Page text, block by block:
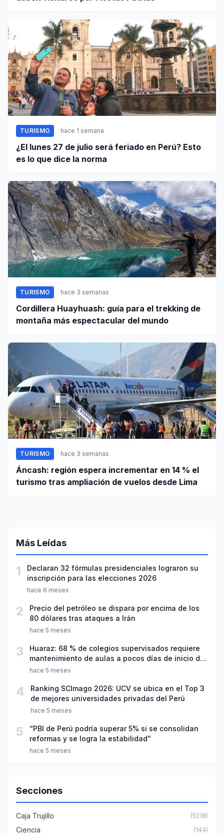
TURISMO hace 1 semana
¿El lunes 27 de julio será feriado en Perú? Esto
es lo que dice la norma
TURISMO hace 3 semanas
Cordillera Huayhuash: guía para el trekking de
montaña más espectacular del mundo
TURISMO hace 3 semanas
Áncash: región espera incrementar en 14 % el
turismo tras ampliación de vuelos desde Lima
Más Leídas
1
Declaran 32 fórmulas presidenciales lograron su
inscripción para las elecciones 2026
hace 6 meses
2
Precio del petróleo se dispara por encima de los
80 dólares tras ataques a Irán
hace 5 meses
3
Huaraz: 68 % de colegios supervisados requiere
mantenimiento de aulas a pocos días de inicio del
año escolar 2026
hace 5 meses
4
Ranking SCImago 2026: UCV se ubica en el Top 3
de mejores universidades privadas del Perú
hace 5 meses
5
“PBI de Perú podría superar 5% si se consolidan
reformas y se logra la estabilidad”
hace 5 meses
Secciones
Caja Trujillo (5218)
Ciencia (144)